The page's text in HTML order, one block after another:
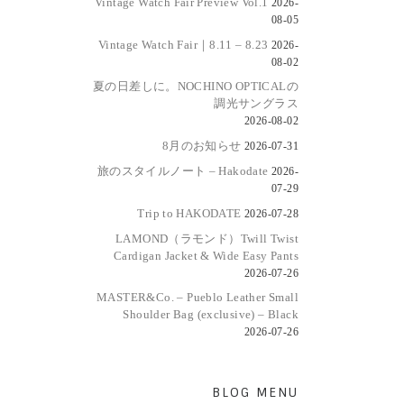
2026-
08-05
Vintage Watch Fair｜8.11 – 8.23 2026-
08-02
夏の日差しに。NOCHINO OPTICALの
調光サングラス
2026-08-02
8月のお知らせ 2026-07-31
旅のスタイルノート – Hakodate 2026-
07-29
Trip to HAKODATE 2026-07-28
LAMOND（ラモンド）Twill Twist
Cardigan Jacket & Wide Easy Pants
2026-07-26
MASTER&Co. – Pueblo Leather Small
Shoulder Bag (exclusive) – Black
2026-07-26
BLOG MENU